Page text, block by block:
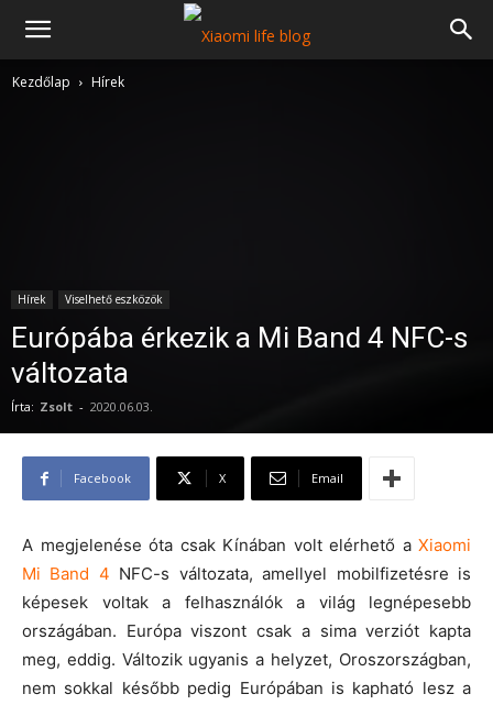
Kezdőlap Hírek
Hírek Viselhető eszközök
Európába érkezik a Mi Band 4 NFC-s
változata
Írta: Zsolt - 2020.06.03.
Facebook X Email
A megjelenése óta csak Kínában volt elérhető a Xiaomi
Mi Band 4 NFC-s változata, amellyel mobilfizetésre is
képesek voltak a felhasználók a világ legnépesebb
országában. Európa viszont csak a sima verziót kapta
meg, eddig. Változik ugyanis a helyzet, Oroszországban,
nem sokkal később pedig Európában is kapható lesz a